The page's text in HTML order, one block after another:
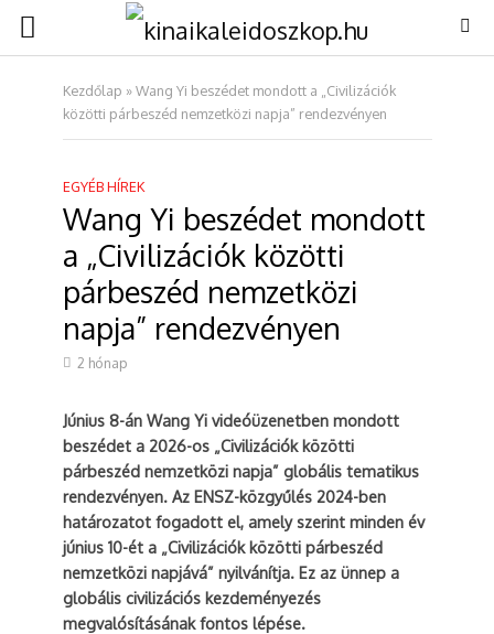
Kezdőlap »Wang Yi beszédet mondott a „Civilizációk
közötti párbeszéd nemzetközi napja” rendezvényen
EGYÉB HÍREK
Wang Yi beszédet mondott
a „Civilizációk közötti
párbeszéd nemzetközi
napja” rendezvényen
2 hónap
Június 8-án Wang Yi videóüzenetben mondott
beszédet a 2026-os „Civilizációk közötti
párbeszéd nemzetközi napja” globális tematikus
rendezvényen. Az ENSZ-közgyűlés 2024-ben
határozatot fogadott el, amely szerint minden év
június 10-ét a „Civilizációk közötti párbeszéd
nemzetközi napjává” nyilvánítja. Ez az ünnep a
globális civilizációs kezdeményezés
megvalósításának fontos lépése.